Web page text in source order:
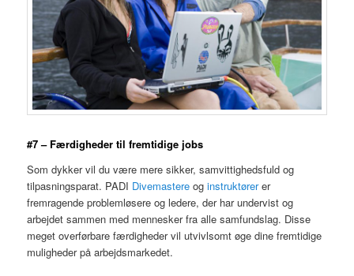
#7 – Færdigheder til fremtidige jobs
Som dykker vil du være mere sikker, samvittighedsfuld og
tilpasningsparat. PADI Divemastere oginstruktørerer
fremragende problemløsere og ledere, der har undervist og
arbejdet sammen med mennesker fra alle samfundslag. Disse
meget overførbare færdigheder vil utvivlsomt øge dine fremtidige
muligheder på arbejdsmarkedet.